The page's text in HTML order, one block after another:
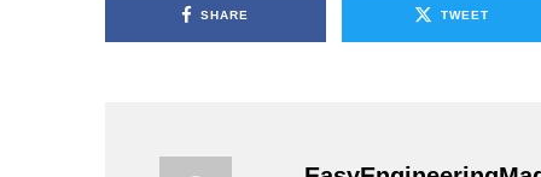
SHARE TWEET